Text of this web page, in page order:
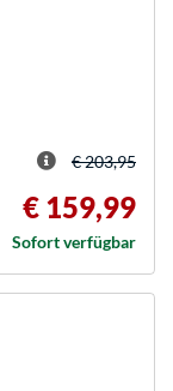
€ 203,95
€ 159,99
Sofort verfügbar